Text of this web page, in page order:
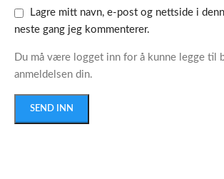
Lagre mitt navn, e-post og nettside i
neste gang jeg kommenterer.
Du må være logget inn for å kunne legge til
anmeldelsen din.